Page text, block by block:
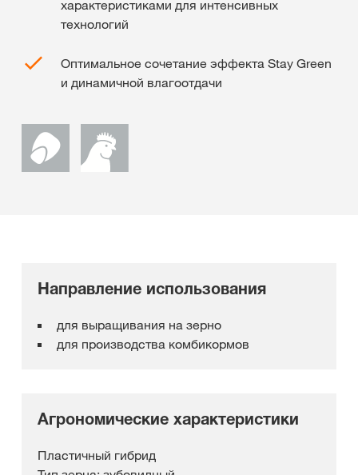
характеристиками для интенсивных
технологий
Оптимальное сочетание эффекта Stay Green
и динамичной влагоотдачи
Направление использования
для выращивания на зерно
для производства комбикормов
Агрономические характеристики
Пластичный гибрид